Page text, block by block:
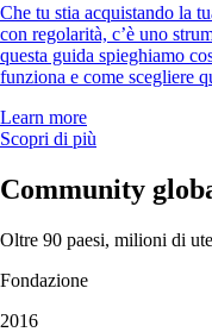
Che tu stia acquistando la
con regolarità, c’è uno
questa guida spieghiamo
funziona e come scegliere
Learn more
Scopri di più
Community
Oltre 90 paesi, milioni di
Fondazione
2016